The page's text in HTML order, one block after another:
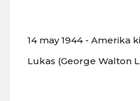
14 may 1944 - Amerika
Lukas (George Walton